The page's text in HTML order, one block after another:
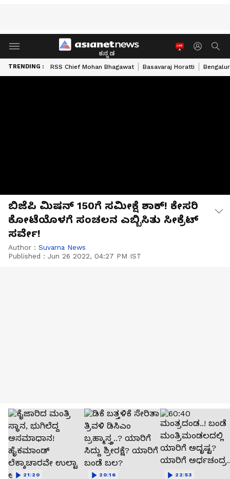
ಕನ್ನಡ
TRENDING : RSS Chief Mohan Bhagawat Basavaraj Horatti
ಬಿಜೆಪಿ ಮಿಷನ್ 150ಗೆ ಸಮೀಕ್ಷೆ ಶಾಕ್! ಕೇಸರಿ
ಕೋಟೆಯೊಳಗೆ ಸಂಚಲನ ಎಬ್ಬಿಸಿತು ಸೀಕ್ರೆಟ್
ಸರ್ವೇ!
Author : Suvarna News
Published : Jun 26 2022, 04:27 PM IST
21:20 20:16 22:53